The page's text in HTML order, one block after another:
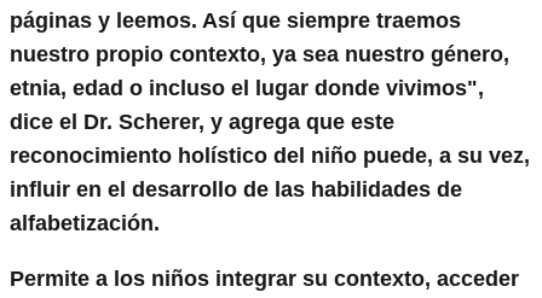
páginas y leemos. Así que siempre traemos
nuestro propio contexto, ya sea nuestro género,
etnia, edad o incluso el lugar donde vivimos",
dice el Dr. Scherer, y agrega que este
reconocimiento holístico del niño puede, a su vez,
influir en el desarrollo de las habilidades de
alfabetización.
Permite a los niños integrar su contexto, acceder